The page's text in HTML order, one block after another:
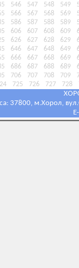
546 547 548 549
566 567 568 569
586 587 588 589
606 607 608 609
626 627 628 629
646 647 648 649
666 667 668 669
686 687 688 689
706 707 708 709
725 726 727 728
37800, м.Хорол,